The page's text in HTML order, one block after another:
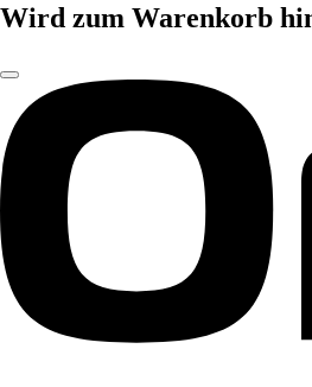
Wird zum Warenkorb